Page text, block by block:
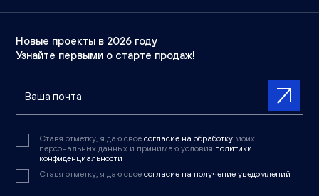
Новые проекты в 2026 году
Узнайте первыми о старте продаж!
Ставя отметку, я даю свое согласие на обработку моих
персональных данных и принимаю условия политики
конфиденциальности
Ставя отметку, я даю свое согласие на получение уведомлений